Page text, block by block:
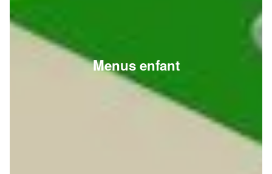
Menus enfant